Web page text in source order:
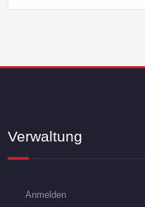
Verwaltung
Anmelden